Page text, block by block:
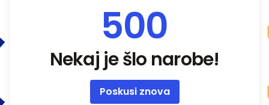
500
Nekaj je šlo narobe!
Poskusi znova